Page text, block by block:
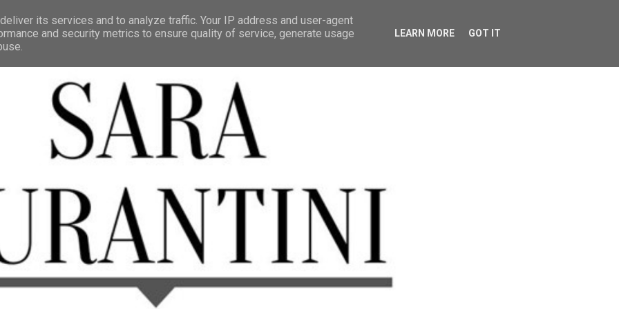
its services and to analyze traffic. Your IP address and user-agent
and security metrics to ensure quality of service, generate usage
LEARN MORE GOT IT